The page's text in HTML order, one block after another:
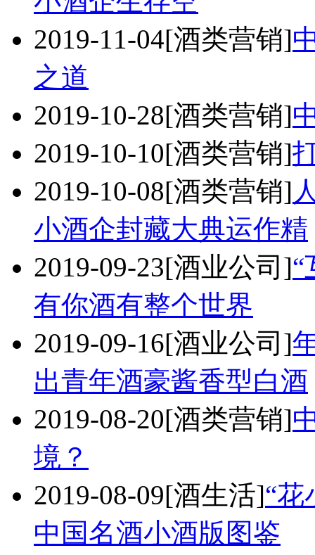
2019-11-04[酒类营销]
之道
2019-10-28[酒类营销]
2019-10-10[酒类营销]
2019-10-08[酒类营销]
小酒企封藏大典运作精
2019-09-23[酒业公司]“
有你酒有整个世界
2019-09-16[酒业公司]
出青年酒豪酱香型白酒
2019-08-20[酒类营销]
境？
2019-08-09[酒生活]“花
中国名酒小酒版图鉴